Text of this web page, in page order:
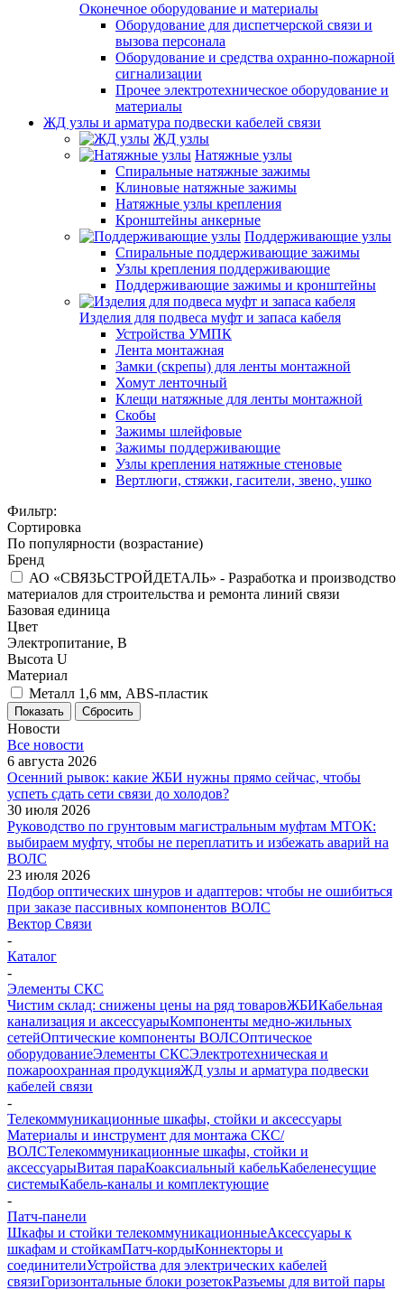
Оконечное оборудование и материалы
Оборудование для диспетчерской связи и
вызова персонала
Оборудование и средства охранно-пожарной
сигнализации
Прочее электротехническое оборудование и
материалы
ЖД узлы и арматура подвески кабелей связи
ЖД узлы
Натяжные узлы
Спиральные натяжные зажимы
Клиновые натяжные зажимы
Натяжные узлы крепления
Кронштейны анкерные
Поддерживающие узлы
Спиральные поддерживающие зажимы
Узлы крепления поддерживающие
Поддерживающие зажимы и кронштейны
Изделия для подвеса муфт и запаса кабеля
Устройства УМПК
Лента монтажная
Замки (скрепы) для ленты монтажной
Хомут ленточный
Клещи натяжные для ленты монтажной
Скобы
Зажимы шлейфовые
Зажимы поддерживающие
Узлы крепления натяжные стеновые
Вертлюги, стяжки, гасители, звено, ушко
Фильтр:
Сортировка
По популярности (возрастание)
Бренд
АО «СВЯЗЬСТРОЙДЕТАЛЬ» - Разработка и производство
материалов для строительства и ремонта линий связи
Базовая единица
Цвет
Электропитание, В
Высота U
Материал
Металл 1,6 мм, ABS-пластик
Показать Сбросить
Новости
Все новости
6 августа 2026
Осенний рывок: какие ЖБИ нужны прямо сейчас, чтобы
успеть сдать сети связи до холодов?
30 июля 2026
Руководство по грунтовым магистральным муфтам МТОК:
выбираем муфту, чтобы не переплатить и избежать аварий на
ВОЛС
23 июля 2026
Подбор оптических шнуров и адаптеров: чтобы не ошибиться
при заказе пассивных компонентов ВОЛС
Вектор Связи
-
Каталог
-
Элементы СКС
Чистим склад: снижены цены на ряд товаровЖБИКабельная
канализация и аксессуарыКомпоненты медно-жильных
сетейОптические компоненты ВОЛСОптическое
оборудованиеЭлементы СКСЭлектротехническая и
пожароохранная продукцияЖД узлы и арматура подвески
кабелей связи
-
Телекоммуникационные шкафы, стойки и аксессуары
Материалы и инструмент для монтажа СКС/
ВОЛСТелекоммуникационные шкафы, стойки и
аксессуарыВитая параКоаксиальный кабельКабеленесущие
системыКабель-каналы и комплектующие
-
Патч-панели
Шкафы и стойки телекоммуникационныеАксессуары к
шкафам и стойкамПатч-кордыКоннекторы и
соединителиУстройства для электрических кабелей
связиГоризонтальные блоки розетокРазъемы для витой пары